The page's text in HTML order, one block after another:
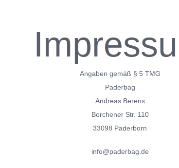
Angaben gemäß § 5 TMG
Paderbag
Andreas Berens
Borchener Str. 110
33098 Paderborn
info@paderbag.de